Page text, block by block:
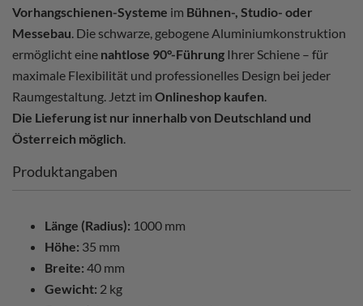
Vorhangschienen-Systeme im Bühnen-, Studio- oder
Messebau. Die schwarze, gebogene Aluminiumkonstruktion
ermöglicht eine nahtlose 90°-Führung Ihrer Schiene – für
maximale Flexibilität und professionelles Design bei jeder
Raumgestaltung. Jetzt im Onlineshop kaufen.
Die Lieferung ist nur innerhalb von Deutschland und
Österreich möglich.
Produktangaben
Länge (Radius): 1000 mm
Höhe: 35 mm
Breite: 40 mm
Gewicht: 2 kg